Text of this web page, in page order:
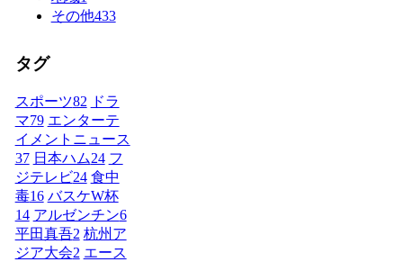
その他433
タグ
スポーツ82 ドラ
マ79 エンターテ
イメントニュース
37 日本ハム24 フ
ジテレビ24 食中
毒16 バスケW杯
14 アルゼンチン6
平田真吾2 杭州ア
ジア大会2 エース